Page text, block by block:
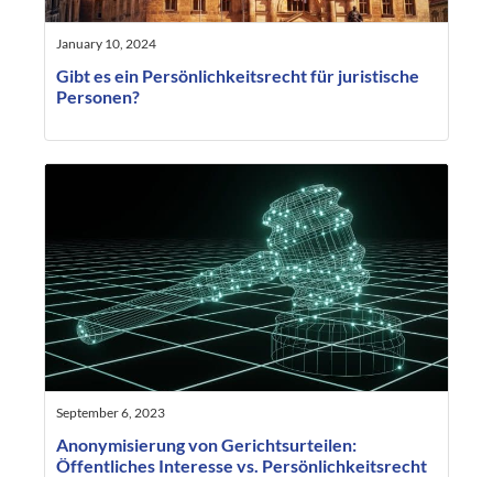
January 10, 2024
Gibt es ein Persönlichkeitsrecht für juristische
Personen?
September 6, 2023
Anonymisierung von Gerichtsurteilen:
Öffentliches Interesse vs. Persönlichkeitsrecht